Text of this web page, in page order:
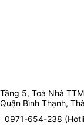
Tầng 5, Toà Nhà
Quận Bình Thạnh,
0971-654-238